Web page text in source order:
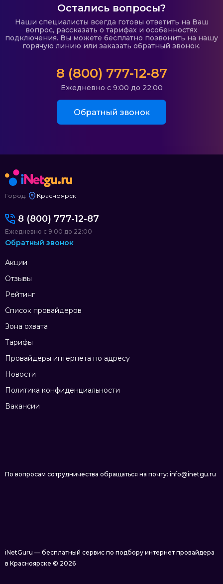
Остались вопросы?
Наши специалисты всегда готовы ответить на Ваш
вопрос, рассказать о тарифах и особенностях
подключения. Вы можете бесплатно позвонить на нашу
горячую линию или заказать обратный звонок.
8 (800) 777-12-87
Ежедневно с 9:00 до 22:00
Обратный звонок
Город: Красноярск
Акции
Отзывы
Рейтинг
Список провайдеров
Зона охвата
Тарифы
Провайдеры интернета по адресу
Новости
Политика конфиденциальности
Вакансии
8 (800) 777-12-87
Ежедневно с 9:00 до 22:00
Обратный звонок
По вопросам сотрудничества обращаться на почту: info@inetgu.ru
iNetGuru — бесплатный сервис по подбору интернет провайдера
в Красноярске © 2026